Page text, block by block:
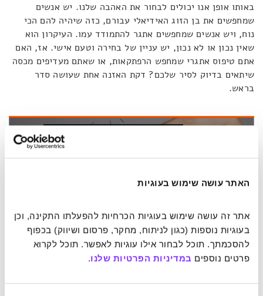
האתר עושה שימוש בעוגיות
פרטים נוספים במדיניות הפרטיות שלנו.
באותו אופן אנו יכולים לבחור את האהבה שלנו. יש אנשים
שמחפשים את בן הזוג האידיאלי עבורם, כזה שיהיה להם הכי
נוח, ויש אנשים שמחפשים אתגר להתמודד עמו. העיקרון הוא
שאין נכון או לא נכון, יש עניין של בחירה וטעם אישי. אז, האם
אתם טיפוס אתגרי שמחפש הרפתקאות, או שאתם מעדיפים מכסה
שיתאים בדיוק לסיר שלכם? דקת האזנה אחת שעושה סדר
בראש.